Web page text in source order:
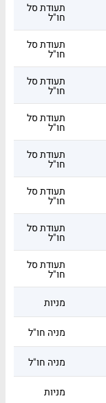
תעודת סל
חו"ל
תעודת סל
חו"ל
תעודת סל
חו"ל
תעודת סל
חו"ל
תעודת סל
חו"ל
תעודת סל
חו"ל
תעודת סל
חו"ל
תעודת סל
חו"ל
מניות
מניה חו"ל
מניה חו"ל
מניות